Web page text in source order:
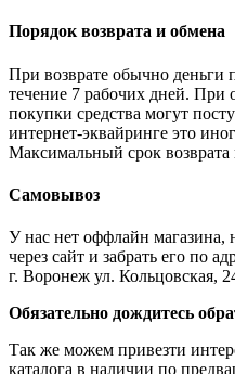
Порядок возврата и обмена
При возврате обычно деньги
течение 7 рабочих дней. При
покупки средства могут
интернет-эквайринге это
Максимальный срок
Самовывоз
У нас нет оффлайн магазина,
через сайт и забрать его по
г. Воронеж ул. Кольцовская,
Обязательно дождитесь
Так же можем привезти
каталога в наличии по